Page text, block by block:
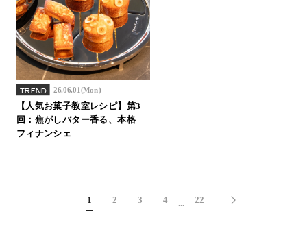
TREND 26.06.01(Mon)
【人気お菓子教室レシピ】第3
回：焦がしバター香る、本格
フィナンシェ
1 2 3 4 ... 22